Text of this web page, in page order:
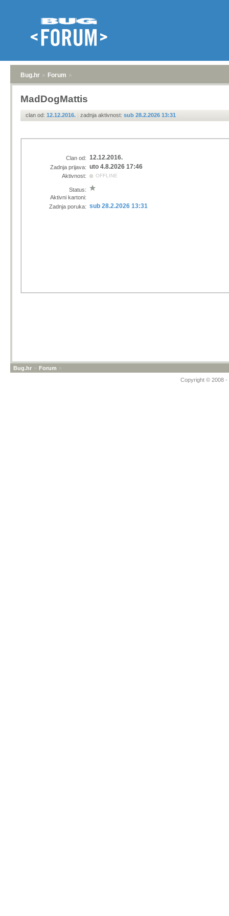
Bug.hr » Forum »
MadDogMattis
clan od: 12.12.2016. | zadnja aktivnost: sub 28.2.2026 13:31
Clan od: 12.12.2016.
Zadnja prijava: uto 4.8.2026 17:46
Aktivnost: OFFLINE
Status:
Aktivni kartoni:
Zadnja poruka: sub 28.2.2026 13:31
Bug.hr » Forum »
Copyright © 2008 -